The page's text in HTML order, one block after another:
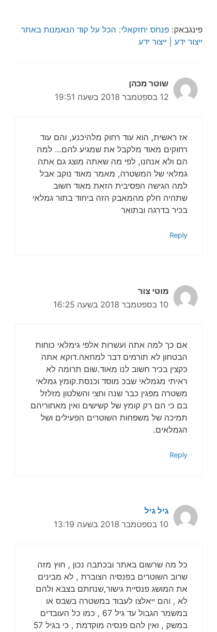
פינגבאק: פנחס יחזקאלי: הכל על קוד הנאמנות באתר
ייצור ידע | ייצור ידע
שוטר מכהן
12 בספטמבר 2018 בשעה 19:51
אז ראשית, הוא עוד רחוק מלהיכנע, והם עוד
רחוקים מאוד מלקבל את שמגיע להם… למה
הם ולא אנחנו, לפי מה שאתה מוצג גם אתה
גמלאי של המשטרה, מאמר מאוד נוקב אבל
למה הגישה הפסיבית הזאת מאוד חשוב
שתהיה חלק מהמאבק הזה ביחוד בתור גמלאי
בכיר בדרגה ובתואר
Reply
מוטי צור
10 בספטמבר 2018 בשעה 16:25
אם כך למה אתה ועשרות אלפי גימלאי כוחות
הבטחון לא תורמים דבר למחאה.דוקא אתה
כקצין בכיר חשוב לנו מאוד.שום תרומה לא
ראיתי מגמלאי שבכ מוסד וכנסת.קומץ גמלאי
משטרה מפגין כבר שנה וחצי והשלטון מזלזל
בם כי הם רק קומץ של קשישים ואין מאחוריהם
תמיכה של משפחות השוטרים הפעילים ושל
הגמלאים.
Reply
גיל גיל
10 בספטמבר 2018 בשעה 13:19
כל מה שרשום באתר ובכתבה נכון , חוץ מזה
שרוב השוטרים בפנסיה הצוברת , לא מבינים
את המושג פנסיית גישור,שנחתם בצבא ולהם
לא , והם ייאלצו לעבוד במשטרה בשבס או
במשמר הגבול עד גיל 67 , כמו כל העובדים
במשק , ואין להם פנסיה מוקדמת , כי בגיל 57